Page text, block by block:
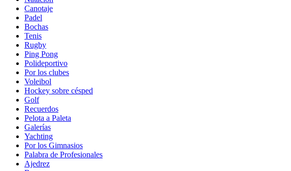
Canotaje
Padel
Bochas
Tenis
Rugby
Ping Pong
Polideportivo
Por los clubes
Voleibol
Hockey sobre césped
Golf
Recuerdos
Pelota a Paleta
Galerías
Yachting
Por los Gimnasios
Palabra de Profesionales
Ajedrez